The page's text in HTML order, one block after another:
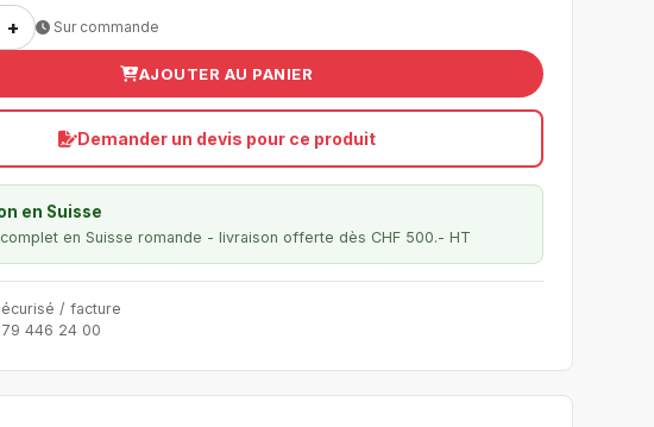
+ Sur commande
AJOUTER AU PANIER
Demander un devis pour ce produit
en Suisse
en Suisse romande - livraison offerte dès CHF 500.- HT
/ facture
446 24 00